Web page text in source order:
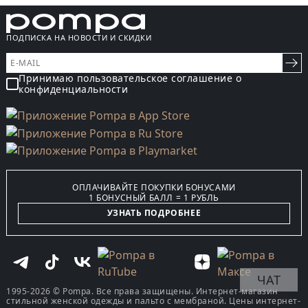
ПОДПИСКА НА НОВОСТИ И СКИДКИ
Принимаю пользовательское соглашение о
конфиденциальности
ОПЛАЧИВАЙТЕ ПОКУПКИ БОНУСАМИ
1 БОНУСНЫЙ БАЛЛ = 1 РУБЛЬ
УЗНАТЬ ПОДРОБНЕЕ
1995-2026 © Pompa. Все права защищены. Интернет-магазин
стильной женской одежды и пальто с мембраной. Цены интернет-
ЧАТ